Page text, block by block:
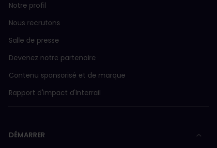
Notre profil
Nous recrutons
Salle de presse
Devenez notre partenaire
Contenu sponsorisé et de marque
Rapport d'impact d'Interrail
DÉMARRER